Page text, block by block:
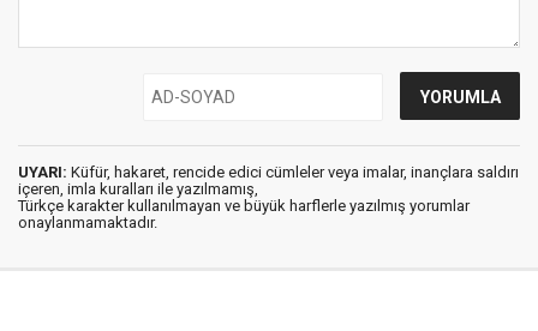
UYARI: Küfür, hakaret, rencide edici cümleler veya imalar, inançlara saldırı
içeren, imla kuralları ile yazılmamış,
Türkçe karakter kullanılmayan ve büyük harflerle yazılmış yorumlar
onaylanmamaktadır.